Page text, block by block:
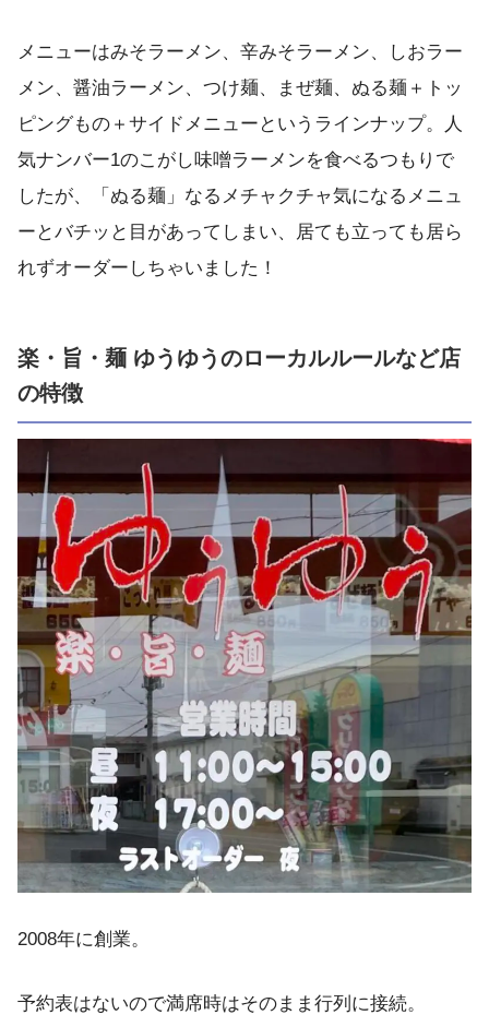
メニューはみそラーメン、辛みそラーメン、しおラー
メン、醤油ラーメン、つけ麺、まぜ麺、ぬる麺＋トッ
ピングもの＋サイドメニューというラインナップ。人
気ナンバー1のこがし味噌ラーメンを食べるつもりで
したが、「ぬる麺」なるメチャクチャ気になるメニュ
ーとバチッと目があってしまい、居ても立っても居ら
れずオーダーしちゃいました！
楽・旨・麺 ゆうゆうのローカルルールなど店
の特徴
2008年に創業。
予約表はないので満席時はそのまま行列に接続。